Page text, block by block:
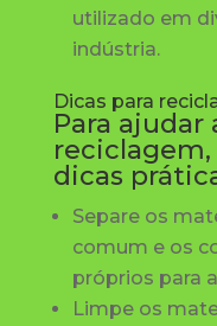
utilizado em
indústria.
Dicas para
Para ajudar
dicas
Separe os
comum e os
próprios para
Limpe os